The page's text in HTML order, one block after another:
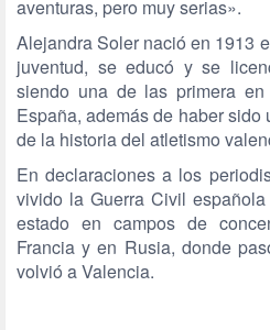
aventuras, pero muy serias».
Alejandra Soler nació en 1913
juventud, se educó y se
siendo una de las primera
España, además de haber
de la historia del atletismo
En declaraciones a los
vivido la Guerra Civil
estado en campos de
Francia y en Rusia, donde
volvió a Valencia.